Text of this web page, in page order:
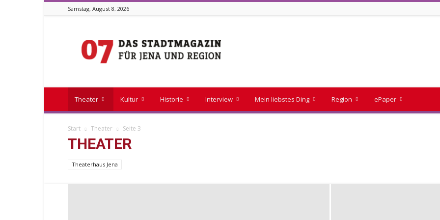
Samstag, August 8, 2026
07
Theater Kultur Historie Interview Mein liebstes Ding Region ePaper
Start Theater Seite 3
THEATER
Theaterhaus Jena